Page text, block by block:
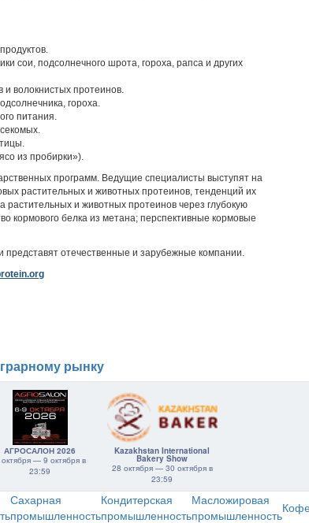
сои, подсолнечного шрота, гороха, рапса и других
и волокнистых протеинов.
гороха.
питания.
из пробирки»).
программ. Ведущие специалисты выступят на
растительных и животных протеинов, тенденций их
растительных и животных протеинов через глубокую
кормового белка из метана; перспективные кормовые
отечественные и зарубежные компании.
.org
рынку
АГРОСАЛОН 2026
— 9 октября в
23:59
Kazakhstan International
Bakery Show
28 октября — 30 октября в
23:59
Сахарная
промышленность
Кондитерская
промышленность
Масложировая
промышленность